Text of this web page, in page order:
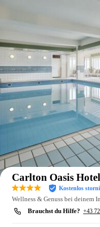
Carlton Oasis Hotel
Kostenlos
Wellness & Genuss bei deinem
Brauchst du Hilfe? +43